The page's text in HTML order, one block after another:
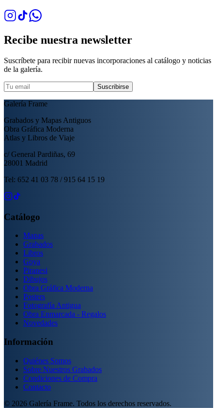
Recibe nuestra newsletter
Suscríbete para recibir nuevas incorporaciones al catálogo y noticias
de la galería.
Suscribirse
Galería Frame
Grabados y Mapas Antiguos
Obra Gráfica Moderna
Atlas y Libros de Viaje
c/ General Pardiñas, 69
28001 Madrid
Tel: 652 41 03 78 / 915 64 15 19
Catálogo
Mapas
Grabados
Libros
Goya
Piranesi
Dibujos
Obra Gráfica Moderna
Posters
Fotografía Antigua
Obra Enmarcada - Regalos
Novedades
Información
Quiénes Somos
Sobre Nuestros Grabados
Condiciones de Compra
Contacto
© 2026 Galería Frame. Todos los derechos reservados.